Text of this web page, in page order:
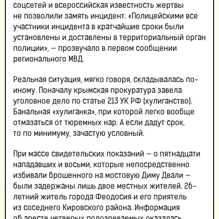
соцсетей и всероссийская известность жертвы
не позволили замять инцидент. «Полицейскими все
участники инцидента в кратчайшие сроки были
установлены и доставлены в территориальный орган
полиции», — прозвучало в первом сообщении
регионального МВД.
Реальная ситуация, мягко говоря, складывалась по-
иному. Поначалу крымская прокуратура завела
уголовное дело по статье 213 УК РФ (хулиганство).
Банальная «хулиганка», при которой легко вообще
отмазаться от тюремных нар. А если дадут срок,
то по минимуму, зачастую условный.
При массе свидетельских показаний — о пятнадцати
нападавших и восьми, которые непосредственно
избивали брошенного на мостовую Диму Двали —
были задержаны лишь двое местных жителей. 26-
летний житель города Феодосия и его приятель
из соседнего Кировского района. Информация